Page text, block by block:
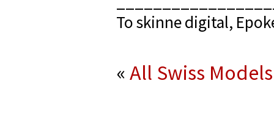
To skinne digital,
«All Swiss